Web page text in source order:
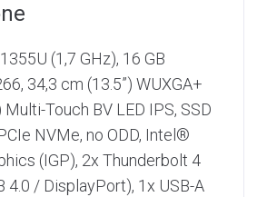
(1,7 GHz), 16 GB
34,3 cm (13.5”) WUXGA+
Touch BV LED IPS, SSD
NVMe, no ODD, Intel®
(IGP), 2x Thunderbolt 4
4.0 / DisplayPort), 1x USB-A